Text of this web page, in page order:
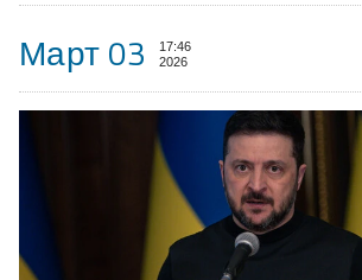
Март 03
17:46
2026